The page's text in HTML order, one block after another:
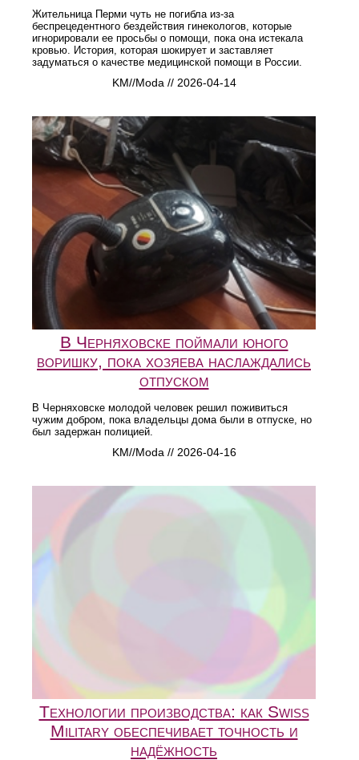
Жительница Перми чуть не погибла из-за
беспрецедентного бездействия гинекологов, которые
игнорировали ее просьбы о помощи, пока она истекала
кровью. История, которая шокирует и заставляет
задуматься о качестве медицинской помощи в России.
KM//Moda // 2026-04-14
В Черняховске поймали юного
воришку, пока хозяева наслаждались
отпуском
В Черняховске молодой человек решил поживиться
чужим добром, пока владельцы дома были в отпуске, но
был задержан полицией.
KM//Moda // 2026-04-16
Технологии производства: как Swiss
Military обеспечивает точность и
надёжность